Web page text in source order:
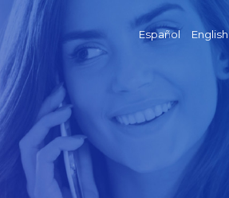
Español English